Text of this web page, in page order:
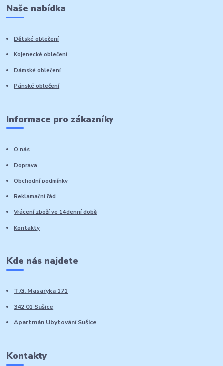
Naše nabídka
Dětské oblečení
Kojenecké oblečení
Dámské oblečení
Pánské oblečení
Informace pro zákazníky
O nás
Doprava
Obchodní podmínky
Reklamační řád
Vrácení zboží ve 14denní době
Kontakty
Kde nás najdete
T.G. Masaryka 171
342 01 Sušice
Apartmán Ubytování Sušice
Kontakty